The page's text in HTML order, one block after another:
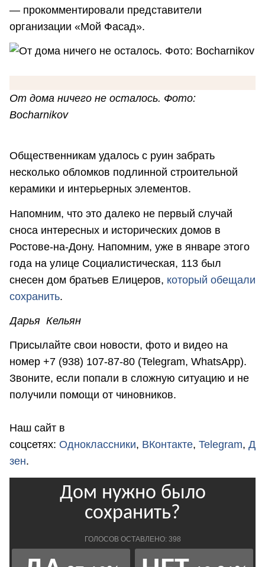
— прокомментировали представители
организации «Мой Фасад».
От дома ничего не осталось. Фото:
Bocharnikov
Общественникам удалось с руин забрать
несколько обломков подлинной строительной
керамики и интерьерных элементов.
Напомним, что это далеко не первый случай
сноса интересных и исторических домов в
Ростове-на-Дону. Напомним, уже в январе этого
года на улице Социалистическая, 113 был
снесен дом братьев Елицеров, который обещали
сохранить.
Дарья Кельян
Присылайте свои новости, фото и видео на
номер +7 (938) 107-87-80 (Telegram, WhatsApp).
Звоните, если попали в сложную ситуацию и не
получили помощи от чиновников.
Наш сайт в
соцсетях: Одноклассники, ВКонтакте, Telegram, Д
зен.